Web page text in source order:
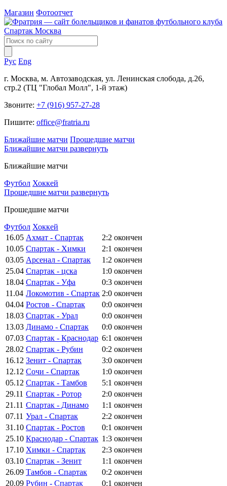
Магазин Фотоотчет
Рус Eng
г. Москва, м. Автозаводская, ул. Ленинская слобода, д.26,
стр.2 (ТЦ "Глобал Молл", 1-й этаж)
Звоните: +7 (916) 957-27-28
Пишите: office@fratria.ru
Ближайшие матчи Прошедшие матчи
Ближайшие матчи развернуть
Ближайшие матчи
Футбол Хоккей
Прошедшие матчи развернуть
Прошедшие матчи
Футбол Хоккей
16.05 Ахмат - Спартак 2:2 окончен
10.05 Спартак - Химки 2:1 окончен
03.05 Арсенал - Спартак 1:2 окончен
25.04 Спартак - цска 1:0 окончен
18.04 Спартак - Уфа 0:3 окончен
11.04 Локомотив - Спартак 2:0 окончен
04.04 Ростов - Спартак 0:0 окончен
18.03 Спартак - Урал 0:0 окончен
13.03 Динамо - Спартак 0:0 окончен
07.03 Спартак - Краснодар 6:1 окончен
28.02 Спартак - Рубин 0:2 окончен
16.12 Зенит - Спартак 3:0 окончен
12.12 Сочи - Спартак 1:0 окончен
05.12 Спартак - Тамбов 5:1 окончен
29.11 Спартак - Ротор 2:0 окончен
21.11 Спартак - Динамо 1:1 окончен
07.11 Урал - Спартак 2:2 окончен
31.10 Спартак - Ростов 0:1 окончен
25.10 Краснодар - Спартак 1:3 окончен
17.10 Химки - Спартак 2:3 окончен
03.10 Спартак - Зенит 1:1 окончен
26.09 Тамбов - Спартак 0:2 окончен
20.09 Рубин - Спартак 0:1 окончен